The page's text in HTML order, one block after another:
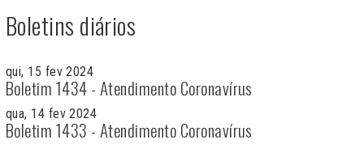
Boletins diários
qui, 15 fev 2024
Boletim 1434 - Atendimento Coronavírus
qua, 14 fev 2024
Boletim 1433 - Atendimento Coronavírus